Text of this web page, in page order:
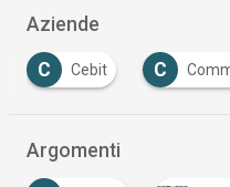
Aziende
C Commvault D
Argomenti